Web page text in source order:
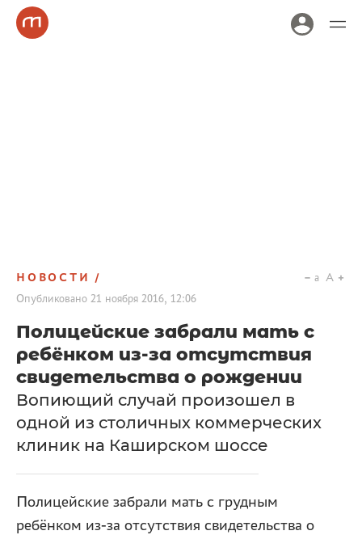
НОВОСТИ
Опубликовано 21 ноября 2016, 12:06
a A
Полицейские забрали мать с
ребёнком из-за отсутствия
свидетельства о рождении
Вопиющий случай произошел в
одной из столичных коммерческих
клиник на Каширском шоссе
Полицейские забрали мать с грудным
ребёнком из-за отсутствия свидетельства о